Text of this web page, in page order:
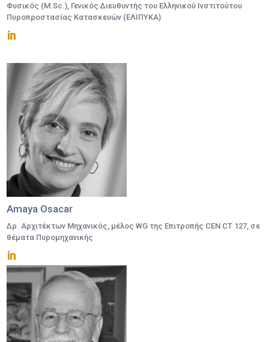
Φυσικός (M.Sc.), Γενικός Διευθυντής του Ελληνικού Ινστιτούτου
Πυροπροστασίας Κατασκευών (ΕΛΙΠΥΚΑ)
Amaya Osacar
Δρ. Αρχιτέκτων Μηχανικός, μέλος WG της Επιτροπής CEN CT 127, σε
θέματα Πυρομηχανικής